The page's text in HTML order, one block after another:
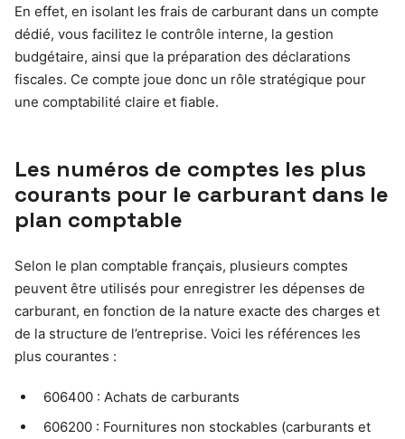
En effet, en isolant les frais de carburant dans un compte
dédié, vous facilitez le contrôle interne, la gestion
budgétaire, ainsi que la préparation des déclarations
fiscales. Ce compte joue donc un rôle stratégique pour
une comptabilité claire et fiable.
Les numéros de comptes les plus
courants pour le carburant dans le
plan comptable
Selon le plan comptable français, plusieurs comptes
peuvent être utilisés pour enregistrer les dépenses de
carburant, en fonction de la nature exacte des charges et
de la structure de l’entreprise. Voici les références les
plus courantes :
606400 : Achats de carburants
606200 : Fournitures non stockables (carburants et